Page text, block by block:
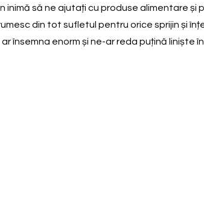
să ne ajutați cu produse alimentare și
din tot sufletul pentru orice sprijin și
enorm și ne-ar reda puțină liniște în